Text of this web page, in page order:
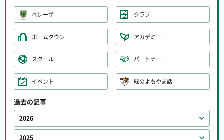
ベレーザ クラブ
ホームタウン アカデミー
スクール パートナー
イベント 緑のよもやま話
過去の記事
2026
2025